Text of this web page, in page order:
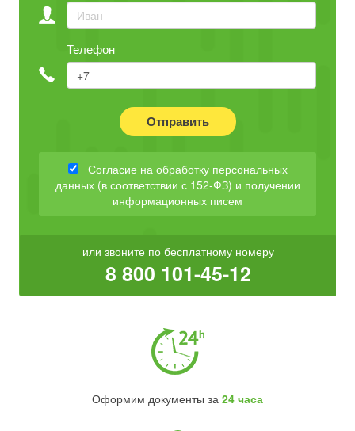
Телефон
Отправить
Согласие на обработку персональных
данных (в соответствии с 152-ФЗ) и получении
информационных писем
или звоните по бесплатному номеру
8 800 101-45-12
Оформим документы за 24 часа